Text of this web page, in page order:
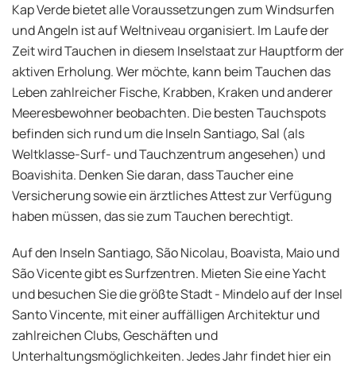
Kap Verde bietet alle Voraussetzungen zum Windsurfen
und Angeln ist auf Weltniveau organisiert. Im Laufe der
Zeit wird Tauchen in diesem Inselstaat zur Hauptform der
aktiven Erholung. Wer möchte, kann beim Tauchen das
Leben zahlreicher Fische, Krabben, Kraken und anderer
Meeresbewohner beobachten. Die besten Tauchspots
befinden sich rund um die Inseln Santiago, Sal (als
Weltklasse-Surf- und Tauchzentrum angesehen) und
Boavishita. Denken Sie daran, dass Taucher eine
Versicherung sowie ein ärztliches Attest zur Verfügung
haben müssen, das sie zum Tauchen berechtigt.
Auf den Inseln Santiago, São Nicolau, Boavista, Maio und
São Vicente gibt es Surfzentren. Mieten Sie eine Yacht
und besuchen Sie die größte Stadt - Mindelo auf der Insel
Santo Vincente, mit einer auffälligen Architektur und
zahlreichen Clubs, Geschäften und
Unterhaltungsmöglichkeiten. Jedes Jahr findet hier ein